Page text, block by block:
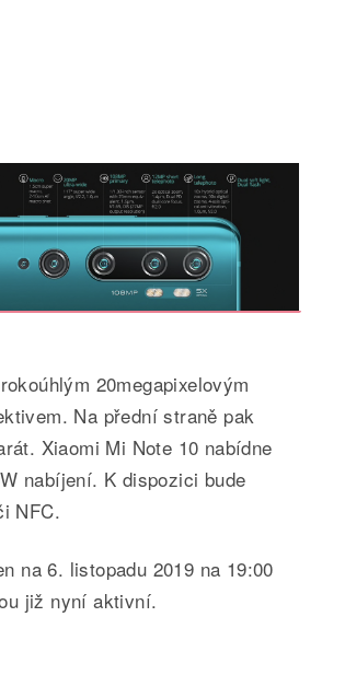
20megapixelovým
Na přední straně pak
Xiaomi Mi Note 10 nabídne
nabíjení. K dispozici bude
NFC.
na 6. listopadu 2019 na 19:00
již nyní aktivní.